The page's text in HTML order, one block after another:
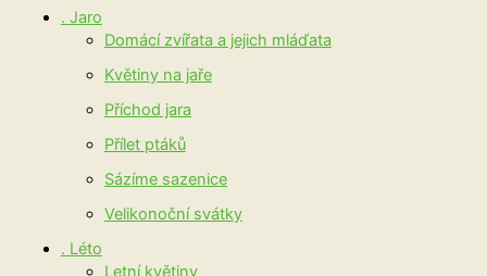
. Jaro
Domácí zvířata a jejich mláďata
Květiny na jaře
Příchod jara
Přílet ptáků
Sázíme sazenice
Velikonoční svátky
. Léto
Letní květiny